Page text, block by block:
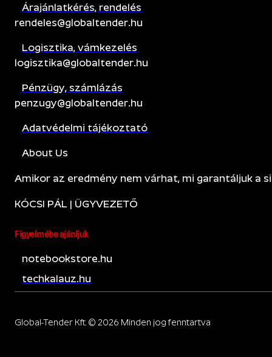
Árajánlatkérés, rendelés
rendeles@globaltender.hu
Logisztika, vámkezelés
logisztika@globaltender.hu
Pénzügy, számlázás
penzugy@globaltender.hu
Adatvédelmi tájékoztató
About Us
Amikor az eredmény nem várhat, mi garantáljuk a
KÓCSI PÁL | ÜGYVEZETŐ
Figyelmébe ajánljuk
notebookstore.hu
techkalauz.hu
Global-Tender Kft. © 2026 Minden jog fenntartva